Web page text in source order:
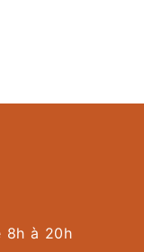
8h à 20h